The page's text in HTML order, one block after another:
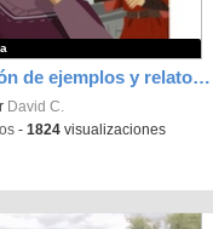
Colección de ejemplos y relatos 3º ESO
David C.
-1824 visualizaciones
«LENGUA CASTELLANA» en: